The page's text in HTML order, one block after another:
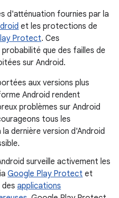
d'atténuation fournies par la
et les protections de
Protect. Ces
que des failles de
sur Android.
aux versions plus
Android rendent
problèmes sur Android
tous les
dernière version d'Android
surveille activement les
Google Play Protect et
applications